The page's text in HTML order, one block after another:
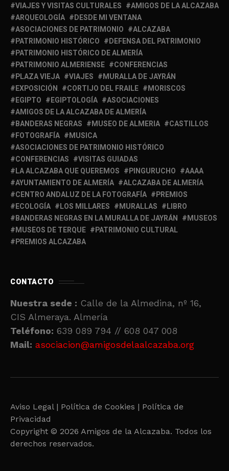
VIAJES Y VISITAS CULTURALES
AMIGOS DE LA ALCAZABA
ARQUEOLOGÍA
DESDE MI VENTANA
ASOCIACIONES DE PATRIMONIO
ALCAZABA
PATRIMONIO HISTÓRICO
DEFENSA DEL PATRIMONIO
PATRIMONIO HISTÓRICO DE ALMERÍA
PATRIMONIO ALMERIENSE
CONFERENCIAS
PLAZA VIEJA
VIAJES
MURALLA DE JAYRÁN
EXPOSICIÓN
CORTIJO DEL FRAILE
MORISCOS
EGIPTO
EGIPTOLOGÍA
ASOCIACIONES
AMIGOS DE LA ALCAZABA DE ALMERÍA
BANDERAS NEGRAS
MUSEO DE ALMERIA
CASTILLOS
FOTOGRAFÍA
MUSICA
ASOCIACIONES DE PATRIMONIO HISTÓRICO
CONFERENCIAS
VISITAS GUIADAS
LA ALCAZABA QUE QUEREMOS
PINGURUCHO
AAAA
AYUNTAMIENTO DE ALMERÍA
ALCAZABA DE ALMERÍA
CENTRO ANDALUZ DE LA FOTOGRAFÍA
PREMIOS
ECOLOGÍA
LOS MILLARES MURALLAS
LIBRO
BANDERAS NEGRAS EN LA MURALLA DE JAYRÁN
MUSEOS
MUSEOS DE TERQUE
PATRIMONIO CULTURAL
PREMIOS ALCAZABA
CONTACTO
Nuestra sede : Calle de la Almedina, nº 16,
CIS Almeraya. Almería
Teléfono: 639 089 794 // 608 047 008
Mail: asociacion@amigosdelaalcazaba.org
Aviso Legal | Política de Cookies | Política de
Privacidad
Copyright © 2026 Amigos de la Alcazaba. Todos los
derechos reservados.